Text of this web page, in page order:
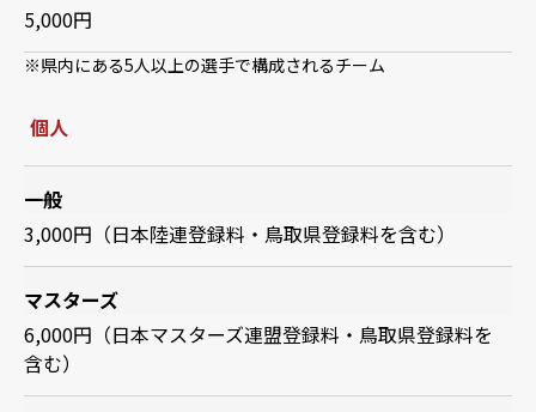
5,000円
※県内にある5人以上の選手で構成されるチーム
個人
一般
3,000円（日本陸連登録料・鳥取県登録料を含む）
マスターズ
6,000円（日本マスターズ連盟登録料・鳥取県登録料を
含む）